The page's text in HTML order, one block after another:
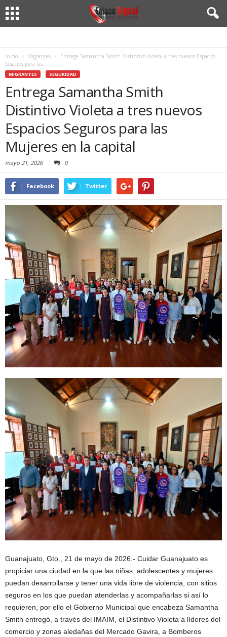
Inicio Migrantes
Entrega Samantha Smith Distintivo Violeta a tres nuevos Espacios
Seguros para las...
MIGRANTES SEGURIDAD
Entrega Samantha Smith
Distintivo Violeta a tres nuevos
Espacios Seguros para las
Mujeres en la capital
mayo 21, 2026 0
Facebook Twitter
Guanajuato, Gto., 21 de mayo de 2026.- Cuidar Guanajuato es
propiciar una ciudad en la que las niñas, adolescentes y mujeres
puedan desarrollarse y tener una vida libre de violencia, con sitios
seguros en los que puedan atenderlas y acompañarlas si así lo
requieren, por ello el Gobierno Municipal que encabeza Samantha
Smith entregó, a través del IMAIM, el Distintivo Violeta a líderes del
comercio y zonas aledañas del Mercado Gavira, a Bomberos